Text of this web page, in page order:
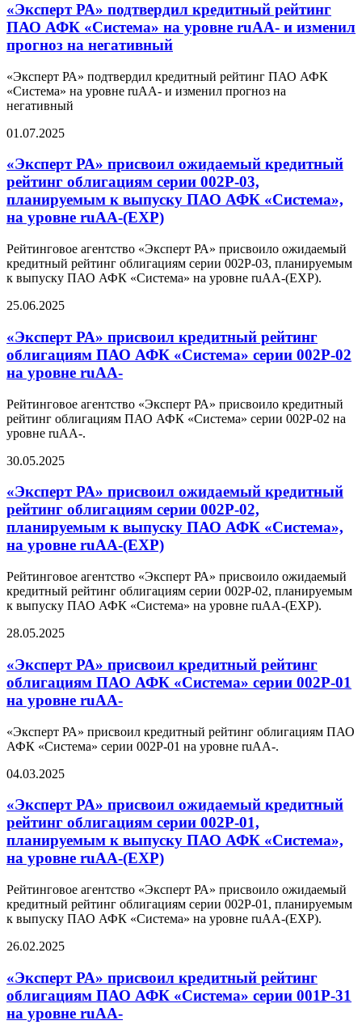
«Эксперт РА» подтвердил кредитный рейтинг
ПАО АФК «Система» на уровне ruAA- и изменил
прогноз на негативный
«Эксперт РА» подтвердил кредитный рейтинг ПАО АФК
«Система» на уровне ruAA- и изменил прогноз на
негативный
01.07.2025
«Эксперт РА» присвоил ожидаемый кредитный
рейтинг облигациям серии 002Р-03,
планируемым к выпуску ПАО АФК «Система»,
на уровне ruAA-(EXP)
Рейтинговое агентство «Эксперт РА» присвоило ожидаемый
кредитный рейтинг облигациям серии 002Р-03, планируемым
к выпуску ПАО АФК «Система» на уровне ruAA-(EXP).
25.06.2025
«Эксперт РА» присвоил кредитный рейтинг
облигациям ПАО АФК «Система» серии 002Р-02
на уровне ruAA-
Рейтинговое агентство «Эксперт РА» присвоило кредитный
рейтинг облигациям ПАО АФК «Система» серии 002Р-02 на
уровне ruAA-.
30.05.2025
«Эксперт РА» присвоил ожидаемый кредитный
рейтинг облигациям серии 002Р-02,
планируемым к выпуску ПАО АФК «Система»,
на уровне ruAA-(EXP)
Рейтинговое агентство «Эксперт РА» присвоило ожидаемый
кредитный рейтинг облигациям серии 002Р-02, планируемым
к выпуску ПАО АФК «Система» на уровне ruAA-(EXP).
28.05.2025
«Эксперт РА» присвоил кредитный рейтинг
облигациям ПАО АФК «Система» серии 002Р-01
на уровне ruAA-
«Эксперт РА» присвоил кредитный рейтинг облигациям ПАО
АФК «Система» серии 002Р-01 на уровне ruAA-.
04.03.2025
«Эксперт РА» присвоил ожидаемый кредитный
рейтинг облигациям серии 002Р-01,
планируемым к выпуску ПАО АФК «Система»,
на уровне ruAA-(EXP)
Рейтинговое агентство «Эксперт РА» присвоило ожидаемый
кредитный рейтинг облигациям серии 002Р-01, планируемым
к выпуску ПАО АФК «Система» на уровне ruAA-(EXP).
26.02.2025
«Эксперт РА» присвоил кредитный рейтинг
облигациям ПАО АФК «Система» серии 001Р-31
на уровне ruАA-